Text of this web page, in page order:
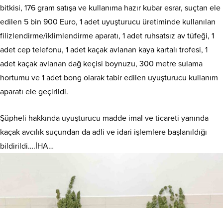
bitkisi, 176 gram satışa ve kullanıma hazır kubar esrar, suçtan ele
edilen 5 bin 900 Euro, 1 adet uyuşturucu üretiminde kullanılan
filizlendirme/iklimlendirme aparatı, 1 adet ruhsatsız av tüfeği, 1
adet cep telefonu, 1 adet kaçak avlanan kaya kartalı trofesi, 1
adet kaçak avlanan dağ keçisi boynuzu, 300 metre sulama
hortumu ve 1 adet bong olarak tabir edilen uyuşturucu kullanım
aparatı ele geçirildi.
Şüpheli hakkında uyuşturucu madde imal ve ticareti yanında
kaçak avcılık suçundan da adli ve idari işlemlere başlanıldığı
bildirildi….İHA…